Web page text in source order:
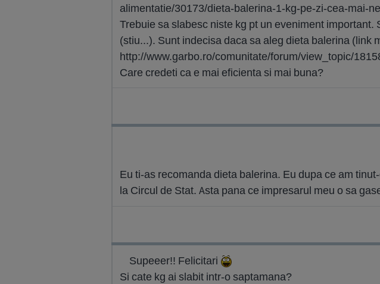
alimentatie/30173/dieta-balerina-1-kg-pe-zi-cea-mai-
Trebuie sa slabesc niste kg pt un eveniment
(stiu...). Sunt indecisa daca sa aleg dieta balerina (link
http://www.garbo.ro/comunitate/forum/view_topic/
Care credeti ca e mai eficienta si mai buna?
Eu ti-as recomanda dieta balerina. Eu dupa ce am
la Circul de Stat. Asta pana ce impresarul meu o sa
Supeeer!! Felicitari
Si cate kg ai slabit intr-o saptamana?